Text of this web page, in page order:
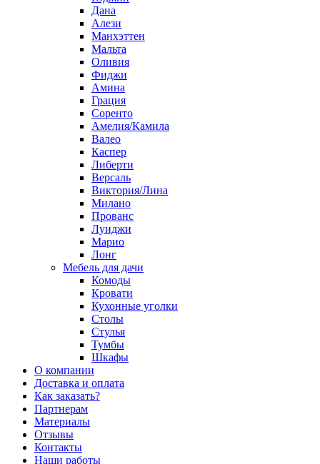
Дана
Алези
Манхэттен
Мальта
Оливия
Фиджи
Амина
Грация
Соренто
Амелия/Камила
Валео
Каспер
Либерти
Версаль
Виктория/Лина
Милано
Прованс
Луиджи
Марио
Лонг
Мебель для дачи
Комоды
Кровати
Кухонные уголки
Столы
Стулья
Тумбы
Шкафы
О компании
Доставка и оплата
Как заказать?
Партнерам
Материалы
Отзывы
Контакты
Наши работы